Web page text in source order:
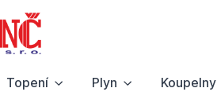
Topení Plyn Koupelny